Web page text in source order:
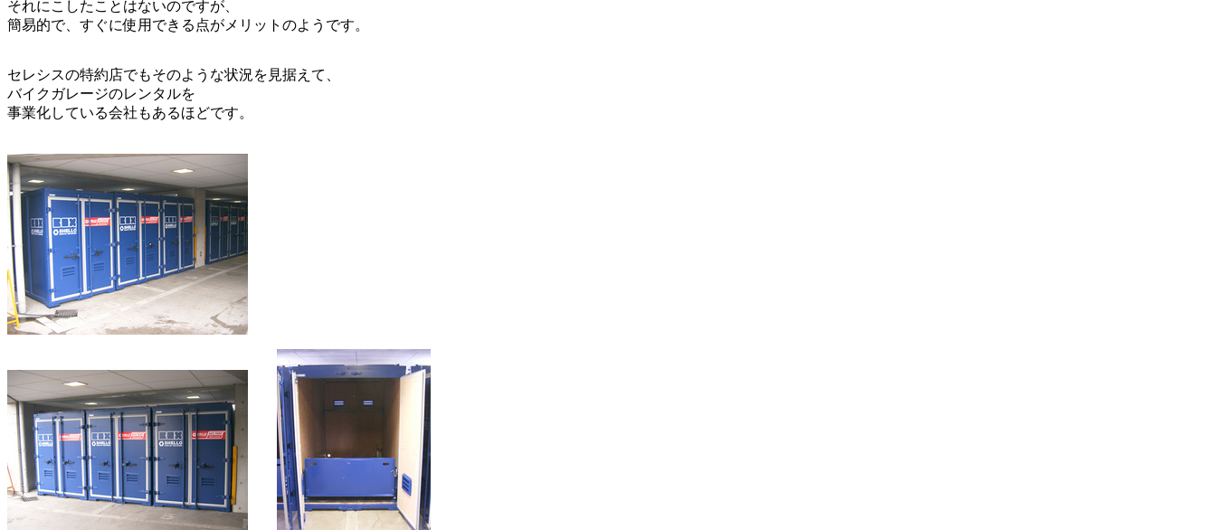
それにこしたことはないのですが、
簡易的で、すぐに使用できる点がメリットのようです。
セレシスの特約店でもそのような状況を見据えて、
バイクガレージのレンタルを
事業化している会社もあるほどです。